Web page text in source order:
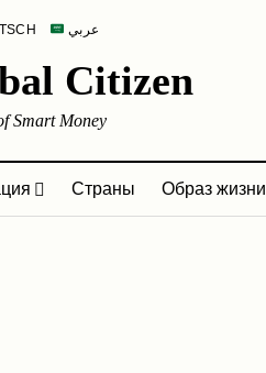
عربي
Citizen
Smart Money
Страны Образ жизни